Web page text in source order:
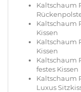
Kaltschaum
Kaltschaum
Kissen
Kaltschaum
Kissen
Kaltschaum
festes Kissen
Kaltschaum
Luxus